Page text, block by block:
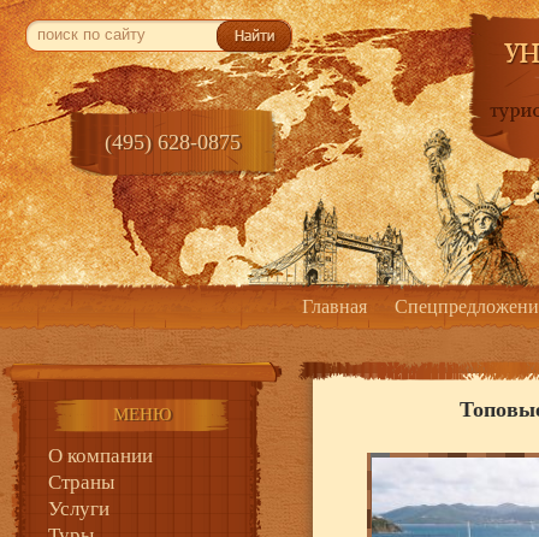
(495) 628-0875
Главная
МЕНЮ
О компании
Страны
Услуги